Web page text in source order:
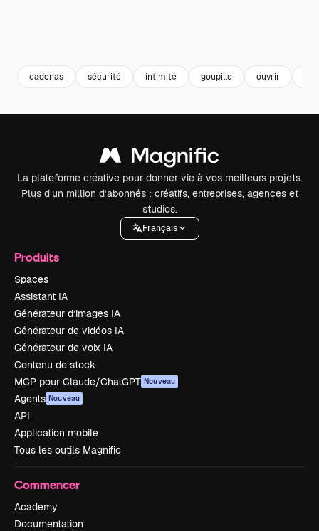
cadenas sécurité intimité goupille ouvrir
La plateforme créative pour donner vie à vos meilleurs projets.
Plus d’un million d’abonnés : créatifs, entreprises, agences et
studios.
Français
Produits
Spaces
Assistant IA
Générateur d’images IA
Générateur de vidéos IA
Générateur de voix IA
Contenu de stock
MCP pour Claude/ChatGPT Nouveau
Agents Nouveau
API
Application mobile
Tous les outils Magnific
Commencer
Academy
Documentation